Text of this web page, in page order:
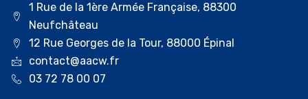
1 Rue de la 1ère Armée Française, 88300
Neufchâteau
12 Rue Georges de la Tour, 88000 Épinal
contact@aacw.fr
03 72 78 00 07